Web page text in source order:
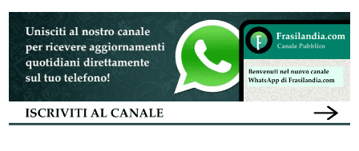
Vai
contenuto